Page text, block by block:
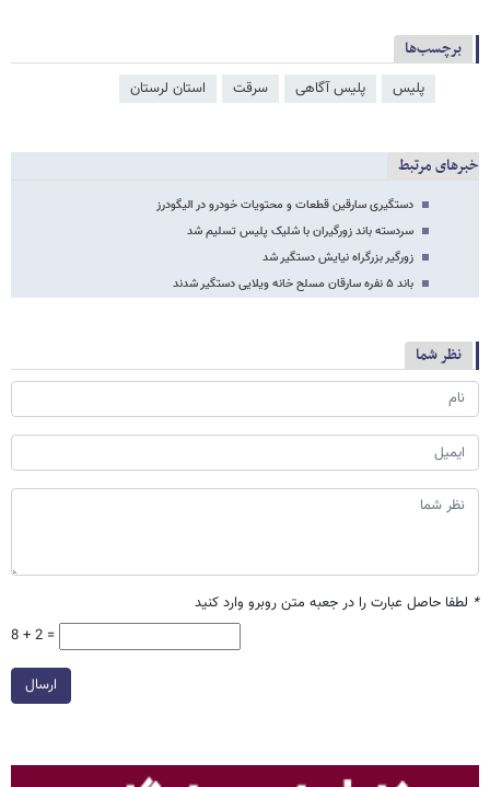
برچسب‌ها
پلیس پلیس آگاهی سرقت استان لرستان
خبرهای مرتبط
دستگیری سارقین قطعات و محتویات خودرو در الیگودرز
سردسته باند زورگیران با شلیک پلیس تسلیم شد
زورگیر بزرگراه نیایش دستگیر شد
باند ۵ نفره سارقان مسلح خانه ویلایی دستگیر شدند
نظر شما
* لطفا حاصل عبارت را در جعبه متن روبرو وارد کنید
8 + 2 =
ارسال